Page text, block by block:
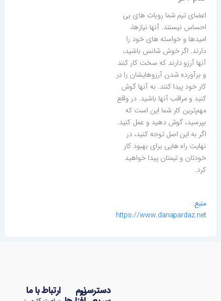
اعضای تیم شما روبات های بی
احساس نیستند. آنها نیازها،
امیدها و خواسته های خود را
دارند. اگر خوش شانس باشید،
آنها آرزو دارند که سخت کار کنند
و برآورده شدن آرزوهایشان را در
کار خود پیدا کنند. به آنها گوش
کنید و مراقب آنها باشید. در واقع
مهم‌ترین کار شما این است که
بپرسید، گوش دهید و عمل کنید.
اگر به این اصل توجه کنید، در
نهایت راه هایی برای بهبود کار
خودتان و تیمتان پیدا خواهید
کرد.
منبع:
https://www.danapardaz.net
نرمدسترسی ارتباط با ما